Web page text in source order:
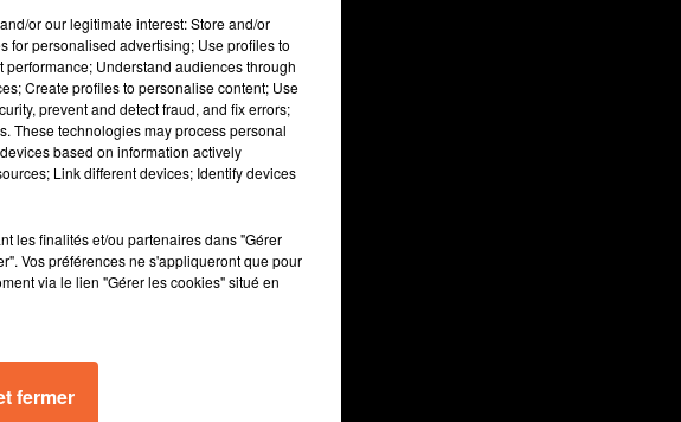
or our legitimate interest: Store and/or
for personalised advertising; Use profiles to
Understand audiences through
Create profiles to personalise content; Use
prevent and detect fraud, and fix errors;
These technologies may process personal
based on information actively
Link different devices; Identify devices
les finalités et/ou partenaires dans "Gérer
Vos préférences ne s'appliqueront que pour
via le lien "Gérer les cookies" situé en
fermer